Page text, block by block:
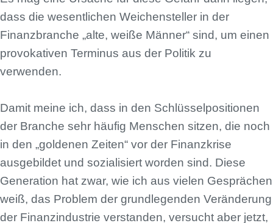
dass die wesentlichen Weichensteller in der
Finanzbranche „alte, weiße Männer“ sind, um einen
provokativen Terminus aus der Politik zu
verwenden.
Damit meine ich, dass in den Schlüsselpositionen
der Branche sehr häufig Menschen sitzen, die noch
in den „goldenen Zeiten“ vor der Finanzkrise
ausgebildet und sozialisiert worden sind. Diese
Generation hat zwar, wie ich aus vielen Gesprächen
weiß, das Problem der grundlegenden Veränderung
der Finanzindustrie verstanden, versucht aber jetzt,